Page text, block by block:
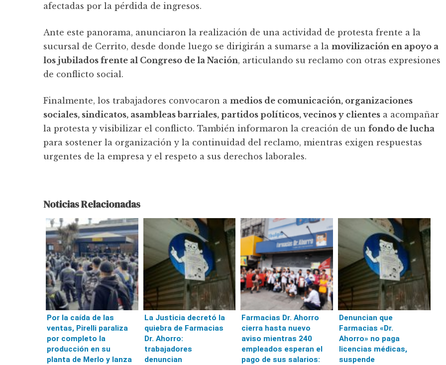
afectadas por la pérdida de ingresos.
Ante este panorama, anunciaron la realización de una actividad de protesta frente a la
sucursal de Cerrito, desde donde luego se dirigirán a sumarse a la movilización en apoyo a
los jubilados frente al Congreso de la Nación, articulando su reclamo con otras expresiones
de conflicto social.
Finalmente, los trabajadores convocaron a medios de comunicación, organizaciones
sociales, sindicatos, asambleas barriales, partidos políticos, vecinos y clientes a acompañar
la protesta y visibilizar el conflicto. También informaron la creación de un fondo de lucha
para sostener la organización y la continuidad del reclamo, mientras exigen respuestas
urgentes de la empresa y el respeto a sus derechos laborales.
Noticias Relacionadas
Por la caída de las
ventas, Pirelli paraliza
por completo la
producción en su
planta de Merlo y lanza
La Justicia decretó la
quiebra de Farmacias
Dr. Ahorro:
trabajadores
denuncian
Farmacias Dr. Ahorro
cierra hasta nuevo
aviso mientras 240
empleados esperan el
pago de sus salarios:
Denuncian que
Farmacias «Dr.
Ahorro» no paga
licencias médicas,
suspende